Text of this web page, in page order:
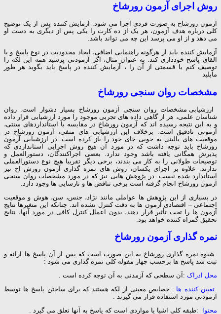
روش اجرای آزمون رورشاخ
آزمون رورشاخ به صورت فردی اجرا می شود. آزمایش کننده پس از یک توضیح
کلی درباره هدف آزمون، هر یک از ده کارت را یکی پس از دیگری به دست او
می دهد و از او می پرسد این چه می تواند باشد.
آزمایش کننده باید از هرگونه راهنمایی اضافی، ایجاد محدودیت در نوع پاسخ و یا
القای پاسخ خودداری کند. به عنوان مثال، اگر آزمودنی پرسید همه این لکه را
توصیف کنم یا قسمتی از آن را ، آزمایش کننده در پاسخ باید بگوید هر طور
مایلید
مشخصات روان سنجی رورشاخ
ارزشیابی مشخصات روان سنجی آزمون رورشاخ بسیار دشوار است. روان
شناسان علمی، هر از گاهی داده های تجربی موجود را مورد ارزشیابی قرار داده
و به این نتیجه رسیده اند که آزمون رورشاخ در مقایسه با استانداردهای سنتی،
آزمونی نادقیق است. برخلاف این ارزشیابی های منفی، آزمون رورشاخ در
موقعیت های بالینی به خوبی جای خود را باز کرده است. در ارزشیابی آزمون
رورشاخ باید توجه داشت که در مورد آن هیچ روش اجرایی استانداردی که
پذیرش همگانی یافته باشد وجود ندارد. بعضی اجراکنندگان، دستورالعمل و
توضیحات طولانی را به کار می بندند، برخی دیگر تقریبا هیچ نوع دستورالعملی
ندارند. علاوه بر اجرای یکسان، روش های نمره گذاری آزمون رورش اخ نیز
استاندارد شده نیست. در پژوهش هایی نیز که در مورد مشخصات روان سنجی
آزمون رورشاخ انجام گرفته است برخی تناقض ها و نارسایی ها وجود دارد.
در بسیاری از این پژوهش ها عواملی مانند نژاد، جنس، سن، هوش و موقعیت
اجتماعی – اقتصادی آزمون ها به دقت کنترل نشده اند. چنانکه این متغیرها نتایج
آزمون ها را تحت تأثیر قرار دهند، بدون اعمال کنترل کافی در مورد آنها، نتایج
تحقیق گمراه کننده خواهد بود.
نمره گذاری آزمون رورشاخ
شیوه نمره گذاری رورشاخ به این صورت است که پس از آن پاسخ ها ارائه و
ثبت شد پاسخ ها برحسب چهار مقوله کلی نمره گذاری می شود :
محل ادراک :آن سطحی که آزمدنی به آن توجه کرده است .
تعیین کننده ها : خصایص معینی از لکه هستند که برای ساختن پاسخ ها توسط
آزمودنی مورد استفاده قرار می گیرند .
محتوا :طبقه کلی اشیا یا مواردی است که پاسخ به آنها تعلق می گیرد .